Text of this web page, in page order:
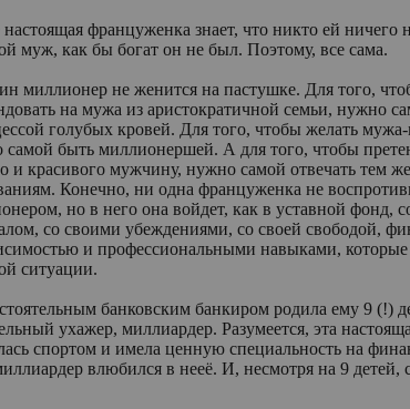
француженка знает, что никто ей ничего
муж, как бы богат он не был. Поэтому, все сама.
миллионер не женится на пастушке. Для того,
на мужа из аристократичной семьи, нужно
голубых кровей. Для того, чтобы желать
быть миллионершей. А для того, чтобы
и красивого мужчину, нужно самой отвечать тем же
Конечно, ни одна француженка не
но в него она войдет, как в уставной фонд,
со своими убеждениями, со своей свободой,
и профессиональными навыками, которые
ситуации.
банковским банкиром родила ему 9 (!)
ухажер, миллиардер. Разумеется, эта
спортом и имела ценную специальность на
влюбился в нееё. И, несмотря на 9 детей,